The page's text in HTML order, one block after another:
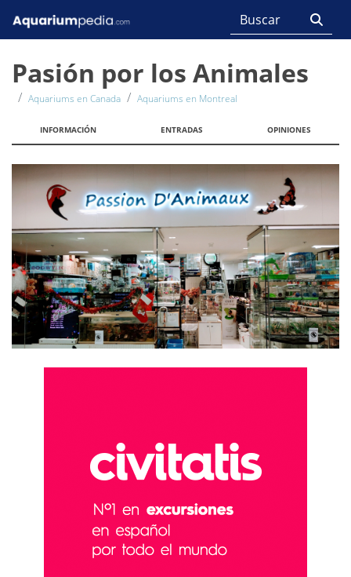
Pasión por los Animales
Aquariums en Canada Aquariums en Montreal
INFORMACIÓN ENTRADAS OPINIONES